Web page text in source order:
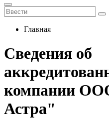
Главная
Сведения об
компании
Астра"